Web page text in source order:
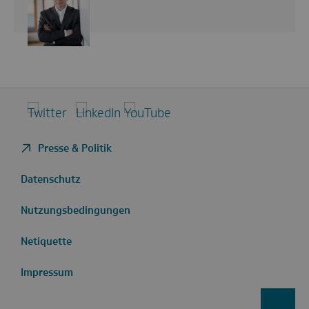
Twitter LinkedIn
Presse & Politik
Datenschutz
Nutzungsbedingungen
Netiquette
Impressum